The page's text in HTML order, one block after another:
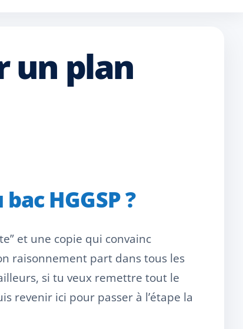
un plan
HGGSP ?
et une copie qui convainc
raisonnement part dans tous les
si tu veux remettre tout le
revenir ici pour passer à l’étape la